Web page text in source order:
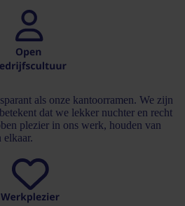
als onze kantoorramen. We zijn
dat we lekker nuchter en recht
plezier in ons werk, houden van
elkaar.